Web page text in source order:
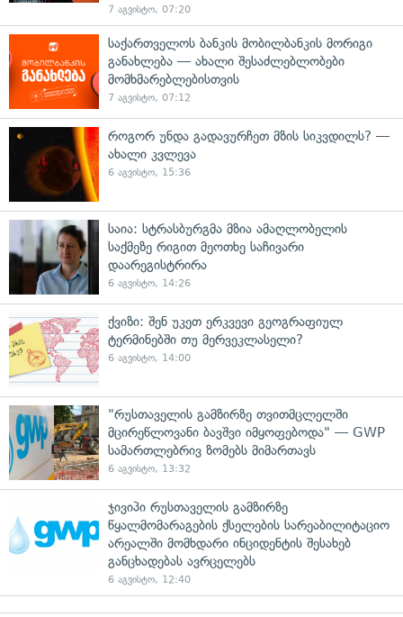
7 აგვისტო, 07:20
საქართველოს ბანკის მობილბანკის მორიგი
განახლება — ახალი შესაძლებლობები
მომხმარებლებისთვის
7 აგვისტო, 07:12
როგორ უნდა გადავურჩეთ მზის სიკვდილს? —
ახალი კვლევა
6 აგვისტო, 15:36
საია: სტრასბურგმა მზია ამაღლობელის
საქმეზე რიგით მეოთხე საჩივარი
დაარეგისტრირა
6 აგვისტო, 14:26
ქვიზი: შენ უკეთ ერკვევი გეოგრაფიულ
ტერმინებში თუ მერვეკლასელი?
6 აგვისტო, 14:00
"რუსთაველის გამზირზე თვითმცლელში
მცირეწლოვანი ბავშვი იმყოფებოდა" — GWP
სამართლებრივ ზომებს მიმართავს
6 აგვისტო, 13:32
ჯივიპი რუსთაველის გამზირზე
წყალმომარაგების ქსელების სარეაბილიტაციო
არეალში მომხდარი ინციდენტის შესახებ
განცხადებას ავრცელებს
6 აგვისტო, 12:40